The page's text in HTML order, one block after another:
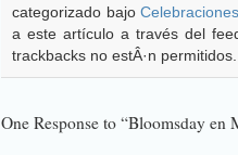
categorizado bajo Celebraciones
a este artículo a través del
trackbacks no estÂ·n permitidos.
One Response to “Bloomsday